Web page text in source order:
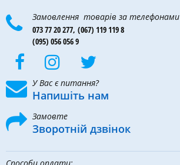
Замовлення товарів за телефонами
073 77 20 277, (067) 119 119 8
(095) 056 056 9
У Вас є питання?
Напишіть нам
Замовте
Зворотній дзвінок